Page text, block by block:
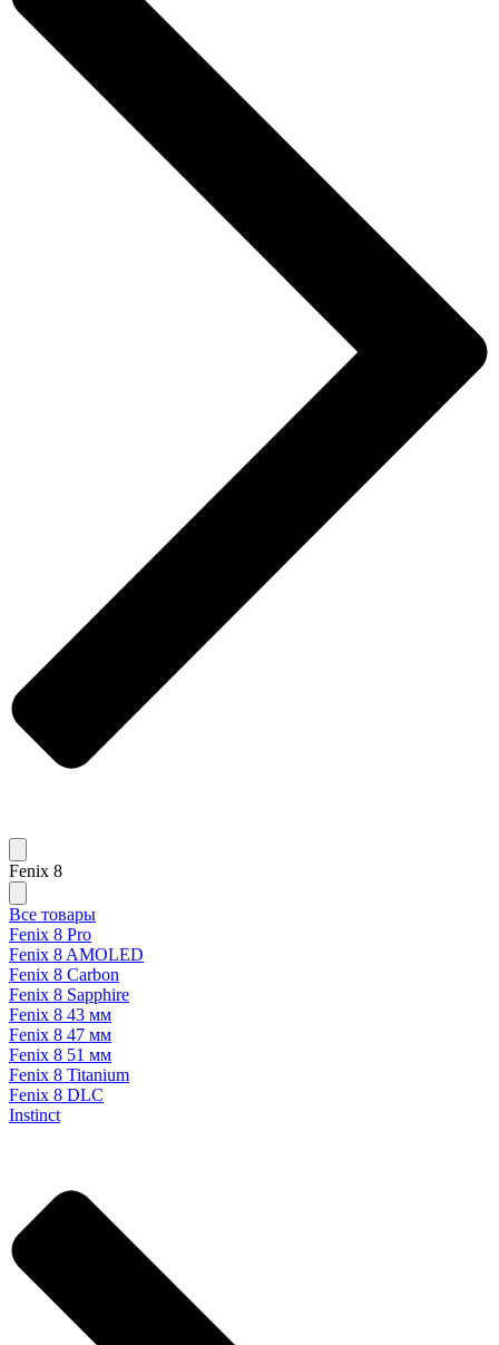
Fenix 8
Все товары
Fenix 8 Pro
Fenix 8 AMOLED
Fenix 8 Carbon
Fenix 8 Sapphire
Fenix 8 43 мм
Fenix 8 47 мм
Fenix 8 51 мм
Fenix 8 Titanium
Fenix 8 DLC
Instinct